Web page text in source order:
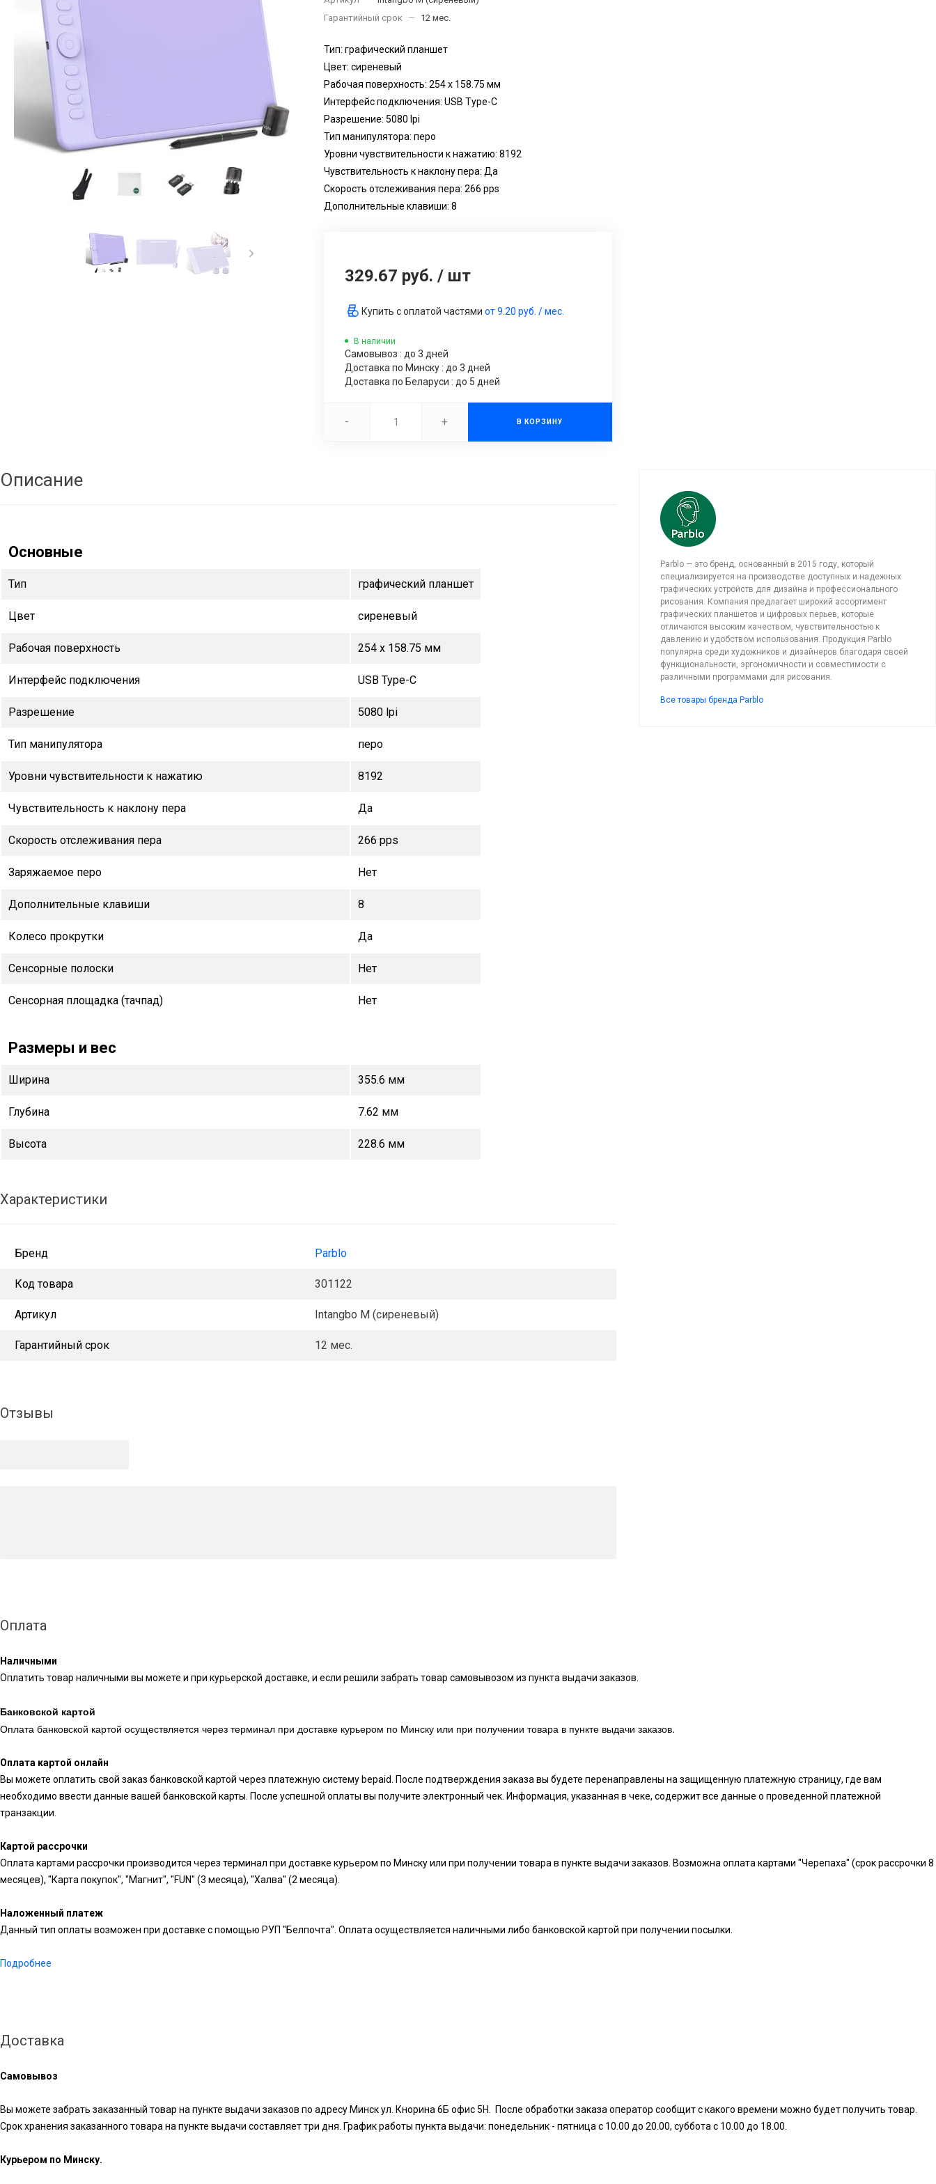
Гарантийный срок
— 12 мес.
Тип: графический планшет
Цвет: сиреневый
Рабочая поверхность: 254 x 158.75 мм
Интерфейс подключения: USB Type-C
Разрешение: 5080 lpi
Тип манипулятора: перо
Уровни чувствительности к нажатию: 8192
Чувствительность к наклону пера: Да
Скорость отслеживания пера: 266 pps
Дополнительные клавиши: 8
329.67 руб. / шт
Купить с оплатой частямиот9.20 руб. / мес.
В наличии
Самовывоз : до 3 дней
Доставка по Минску : до 3 дней
Доставка по Беларуси : до 5 дней
- + В КОРЗИНУ
Описание
Основные
Тип графический планшет
Цвет сиреневый
Рабочая поверхность 254 x 158.75 мм
Интерфейс подключения USB Type-C
Разрешение 5080 lpi
Тип манипулятора перо
Уровни чувствительности к нажатию 8192
Чувствительность к наклону пера Да
Скорость отслеживания пера 266 pps
Заряжаемое перо Нет
Дополнительные клавиши 8
Колесо прокрутки Да
Сенсорные полоски Нет
Сенсорная площадка (тачпад) Нет
Размеры и вес
Ширина 355.6 мм
Глубина 7.62 мм
Высота 228.6 мм
Характеристики
Бренд Parblo
Код товара 301122
Артикул Intangbo M (сиреневый)
Гарантийный срок 12 мес.
Отзывы
Parblo — это бренд, основанный в 2015 году, который
специализируется на производстве доступных и надежных
графических устройств для дизайна и профессионального
рисования. Компания предлагает широкий ассортимент
графических планшетов и цифровых перьев, которые
отличаются высоким качеством, чувствительностью к
давлению и удобством использования. Продукция Parblo
популярна среди художников и дизайнеров благодаря своей
функциональности, эргономичности и совместимости с
различными программами для рисования.
Все товары бренда Parblo
Оплата
Наличными
Оплатить товар наличными вы можете и при курьерской доставке, и если решили забрать товар самовывозом из пункта выдачи заказов.
Банковской картой
Оплата банковской картой осуществляется через терминал при доставке курьером по Минску или при получении товара в пункте выдачи заказов.
Оплата картой онлайн
Вы можете оплатить свой заказ банковской картой через платежную систему bepaid. После подтверждения заказа вы будете перенаправлены на защищенную платежную страницу, где вам
необходимо ввести данные вашей банковской карты. После успешной оплаты вы получите электронный чек. Информация, указанная в чеке, содержит все данные о проведенной платежной
транзакции.
Картой рассрочки
Оплата картами рассрочки производится через терминал при доставке курьером по Минску или при получении товара в пункте выдачи заказов. Возможна оплата картами "Черепаха" (срок рассрочки 8
месяцев), "Карта покупок", "Магнит", "FUN" (3 месяца), "Халва" (2 месяца).
Наложенный платеж
Данный тип оплаты возможен при доставке с помощью РУП "Белпочта". Оплата осуществляется наличными либо банковской картой при получении посылки.
Подробнее
Доставка
Самовывоз
Вы можете забрать заказанный товар на пункте выдачи заказов по адресу Минск ул. Кнорина 6Б офис 5Н. После обработки заказа оператор сообщит с какого времени можно будет получить товар.
Срок хранения заказанного товара на пункте выдачи составляет три дня. График работы пункта выдачи: понедельник - пятница с 10.00 до 20.00, суббота с 10.00 до 18.00.
Курьером по Минску.